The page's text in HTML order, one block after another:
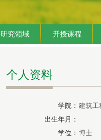
研究领域 开授课程
个人资料
学院： 建筑工
出生年月：
学位： 博士